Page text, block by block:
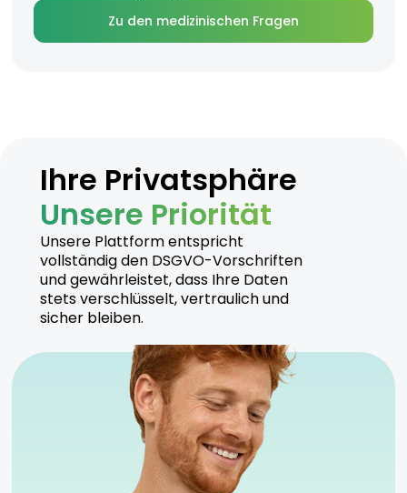
Zu den medizinischen Fragen
Ihre Privatsphäre
Unsere Priorität
Unsere Plattform entspricht
vollständig den DSGVO-Vorschriften
und gewährleistet, dass Ihre Daten
stets verschlüsselt, vertraulich und
sicher bleiben.